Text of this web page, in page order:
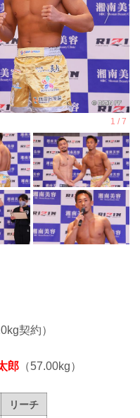
契約）
郎 （57.00kg）
リーチ